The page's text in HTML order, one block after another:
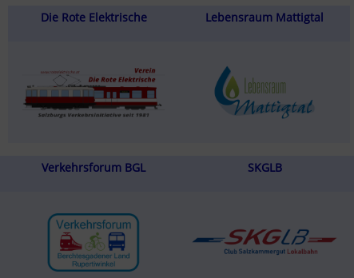
Die Rote Elektrische Lebensraum Mattigtal
Verkehrsforum BGL SKGLB